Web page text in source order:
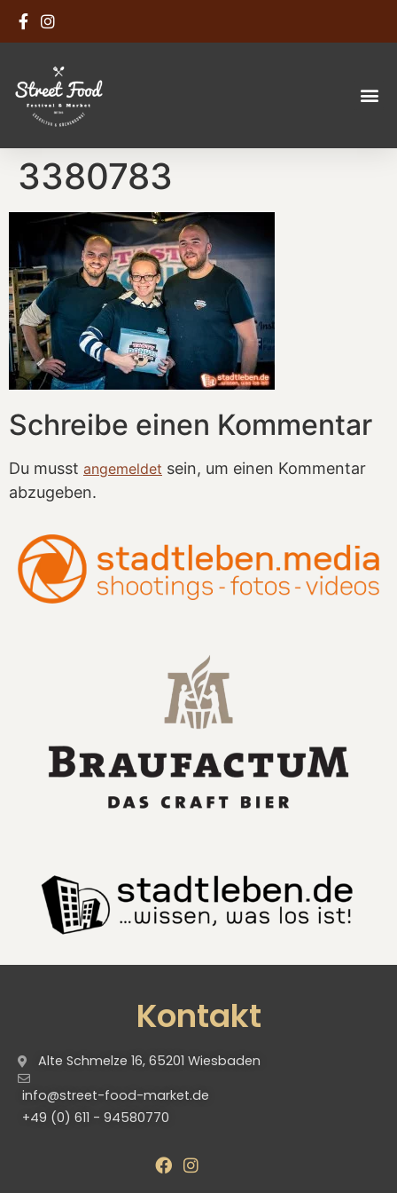
3380783
Schreibe einen Kommentar
Du musst angemeldet sein, um einen Kommentar
abzugeben.
Kontakt
Alte Schmelze 16, 65201 Wiesbaden
info@street-food-market.de
+49 (0) 611 - 94580770